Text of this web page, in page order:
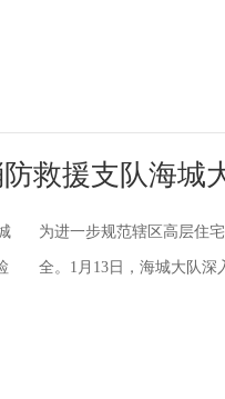
救援支队海城
为进一步规范辖区高层住
全。1月13日，海城大队